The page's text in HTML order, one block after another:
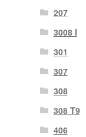
207
3008 I
301
307
308
308 T9
406